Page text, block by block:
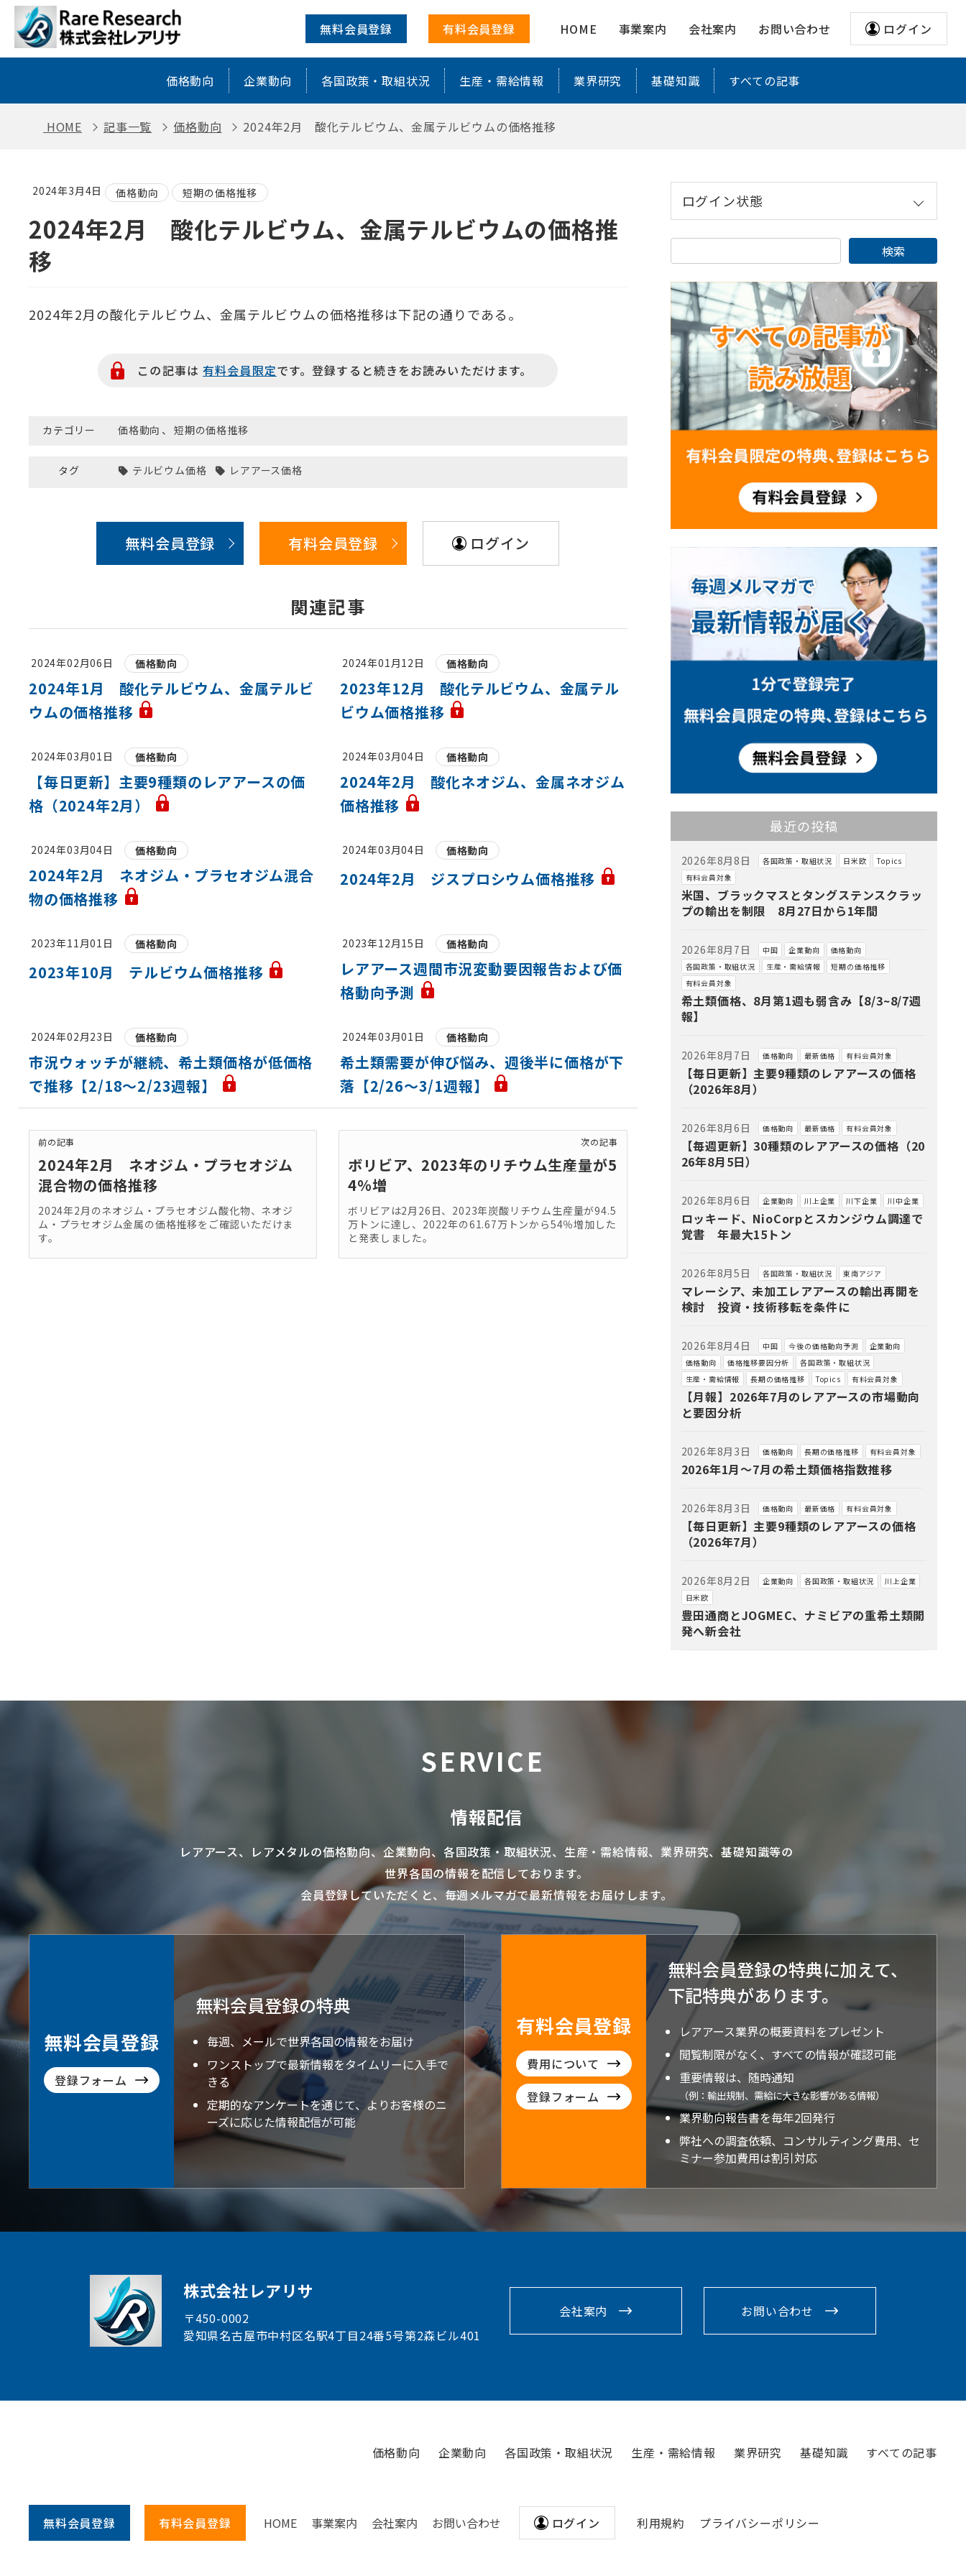
2024年2月 酸化テルビウム、金属テルビウムの価格推移 ｜ 株式会社レアリサ
無料会員登録 有料会員登録 HOME 事業案内 会社案内 お問い合わせ ログイン
価格動向 企業動向 各国政策・取組状況 生産・需給情報 業界研究 基礎知識 すべての記事
HOME 記事一覧 価格動向 2024年2月 酸化テルビウム、金属テルビウムの価格推移
2024年3月4日 価格動向 短期の価格推移
2024年2月 酸化テルビウム、金属テルビウムの価格推
移
2024年2月の酸化テルビウム、金属テルビウムの価格推移は下記の通りである。
この記事は有料会員限定です。登録すると続きをお読みいただけます。
カテゴリー 価格動向 、 短期の価格推移
タグ テルビウム価格 レアアース価格
無料会員登録 有料会員登録 ログイン
関連記事
2024年02月06日 価格動向
2024年1月 酸化テルビウム、金属テルビ
ウムの価格推移
2024年01月12日 価格動向
2023年12月 酸化テルビウム、金属テル
ビウム価格推移
2024年03月01日 価格動向
【毎日更新】主要9種類のレアアースの価
格（2024年2月）
2024年03月04日 価格動向
2024年2月 酸化ネオジム、金属ネオジム
価格推移
2024年03月04日 価格動向
2024年2月 ネオジム・プラセオジム混合
物の価格推移
2024年03月04日 価格動向
2024年2月 ジスプロシウム価格推移
2023年11月01日 価格動向
2023年10月 テルビウム価格推移
2023年12月15日 価格動向
レアアース週間市況変動要因報告および価
格動向予測
2024年02月23日 価格動向
市況ウォッチが継続、希土類価格が低価格
で推移【2/18～2/23週報】
2024年03月01日 価格動向
希土類需要が伸び悩み、週後半に価格が下
落【2/26～3/1週報】
前の記事
2024年2月 ネオジム・プラセオジム
混合物の価格推移
2024年2月のネオジム・プラセオジム酸化物、ネオジ
ム・プラセオジム金属の価格推移をご確認いただけま
す。
次の記事
ボリビア、2023年のリチウム生産量が5
4％増
ボリビアは2月26日、2023年炭酸リチウム生産量が94.5
万トンに達し、2022年の61.67万トンから54％増加した
と発表しました。
ログイン状態
最近の投稿
2026年8月8日 各国政策・取組状況 日米欧
Topics
有料会員対象
米国、ブラックマスとタングステンスクラッ
プの輸出を制限 8月27日から1年間
2026年8月7日 中国 企業動向
価格動向
各国政策・取組状況
生産・需給情報
短期の価格推移
有料会員対象
希土類価格、8月第1週も弱含み【8/3~8/7週
報】
2026年8月7日 価格動向 最新価格 有料会員対象
【毎日更新】主要9種類のレアアースの価格
（2026年8月）
2026年8月6日 価格動向 最新価格 有料会員対象
【毎週更新】30種類のレアアースの価格（20
26年8月5日）
2026年8月6日 企業動向 川上企業 川下企業 川中企業
ロッキード、NioCorpとスカンジウム調達で
覚書 年最大15トン
2026年8月5日 各国政策・取組状況 東南アジア
マレーシア、未加工レアアースの輸出再開を
検討 投資・技術移転を条件に
2026年8月4日 中国 今後の価格動向予測
企業動向
価格動向
価格推移要因分析
各国政策・取組状況
生産・需給情報
長期の価格推移 Topics 有料会員対象
【月報】2026年7月のレアアースの市場動向
と要因分析
2026年8月3日 価格動向 長期の価格推移 有料会員対象
2026年1月～7月の希土類価格指数推移
2026年8月3日 価格動向 最新価格 有料会員対象
【毎日更新】主要9種類のレアアースの価格
（2026年7月）
2026年8月2日 企業動向 各国政策・取組状況
川上企業
日米欧
豊田通商とJOGMEC、ナミビアの重希土類開
発へ新会社
SERVICE
情報配信
レアアース、 レアメタルの価格動向、企業動向、各国政策・取組状況、生産・需給情報、業界研究、基礎知識等の
世界各国の情報を配信しております。
会員登録していただくと、毎週メルマガで最新情報をお届けします。
無料会員登録
登録フォーム
無料会員登録の特典
毎週、メールで世界各国の情報をお届け
ワンストップで最新情報をタイムリーに入手で
きる
定期的なアンケートを通じて、よりお客様のニ
ーズに応じた情報配信が可能
有料会員登録
費用について
登録フォーム
無料会員登録の特典に加えて、
下記特典があります。
レアアース業界の概要資料をプレゼント
閲覧制限がなく、すべての情報が確認可能
重要情報は、随時通知
（例：輸出規制、需給に大きな影響がある情報）
業界動向報告書を毎年2回発行
弊社への調査依頼、コンサルティング費用、セ
ミナー参加費用は割引対応
株式会社レアリサ
〒450-0002
愛知県名古屋市中村区名駅4丁目24番5号第2森ビル401
会社案内 お問い合わせ
価格動向 企業動向 各国政策・取組状況 生産・需給情報 業界研究 基礎知識 すべての記事
無料会員登録 有料会員登録 HOME 事業案内 会社案内 お問い合わせ ログイン 利用規約 プライバシーポリシー